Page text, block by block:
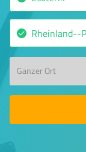
Ganzer Ort